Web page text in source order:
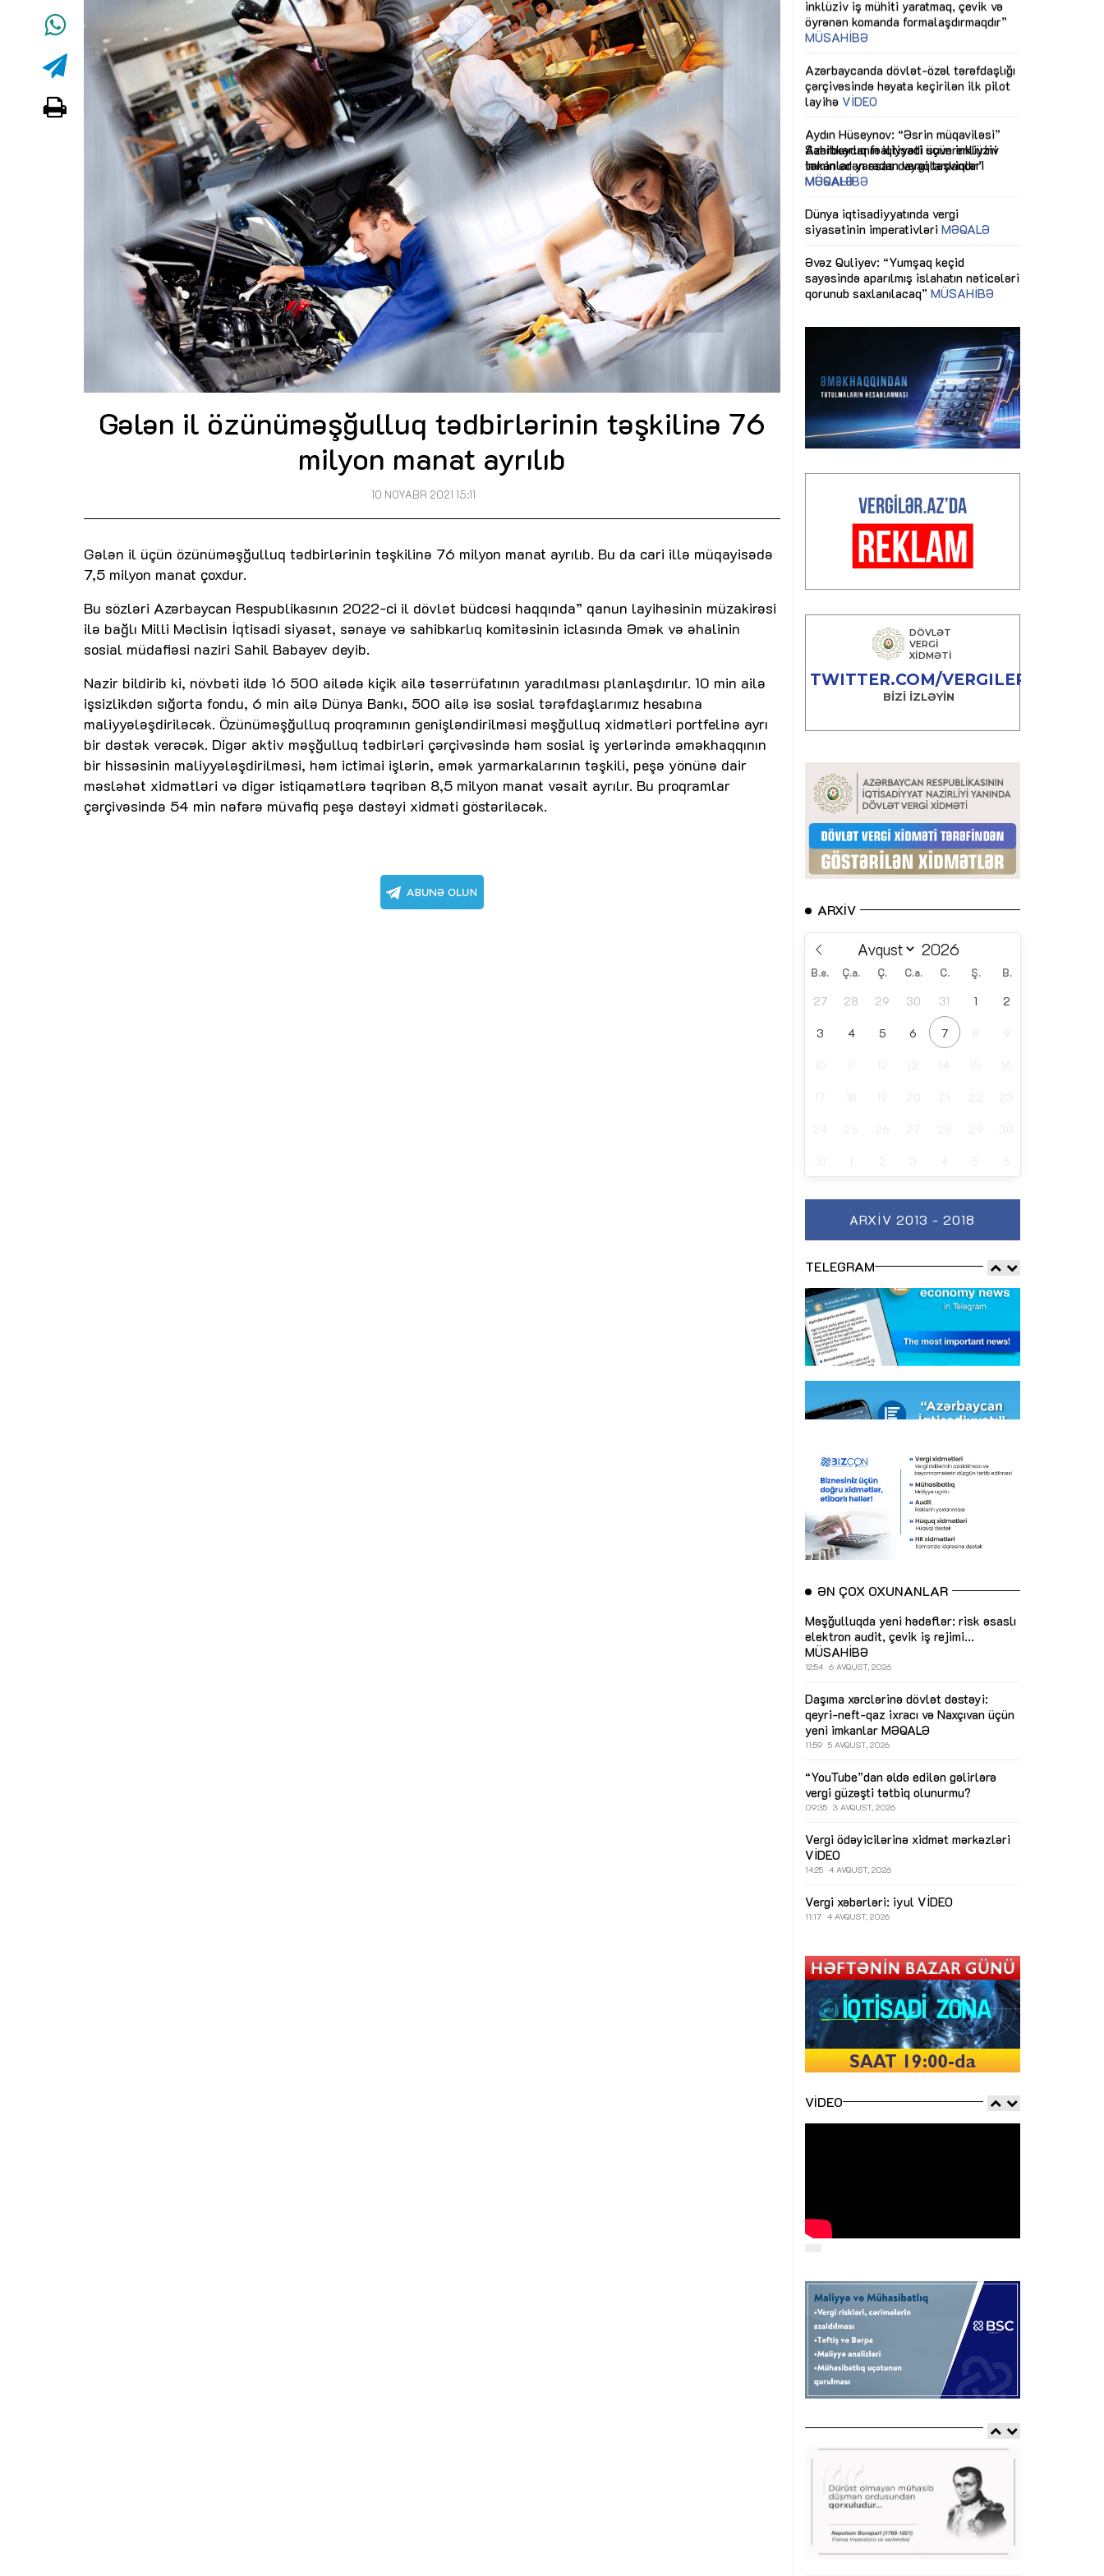
Gələn il özünüməşğulluq tədbirlərinin təşkilinə 76
milyon manat ayrılıb
10 NOYABR 2021 15:11
Gələn il üçün özünüməşğulluq tədbirlərinin təşkilinə 76 milyon manat ayrılıb. Bu da cari illə müqayisədə
7,5 milyon manat çoxdur.
Bu sözləri Azərbaycan Respublikasının 2022-ci il dövlət büdcəsi haqqında” qanun layihəsinin müzakirəsi
ilə bağlı Milli Məclisin İqtisadi siyasət, sənaye və sahibkarlıq komitəsinin iclasında Əmək və əhalinin
sosial müdafiəsi naziri Sahil Babayev deyib.
Nazir bildirib ki, növbəti ildə 16 500 ailədə kiçik ailə təsərrüfatının yaradılması planlaşdırılır. 10 min ailə
işsizlikdən sığorta fondu, 6 min ailə Dünya Bankı, 500 ailə isə sosial tərəfdaşlarımız hesabına
maliyyələşdiriləcək. Özünüməşğulluq proqramının genişləndirilməsi məşğulluq xidmətləri portfelinə ayrı
bir dəstək verəcək. Digər aktiv məşğulluq tədbirləri çərçivəsində həm sosial iş yerlərində əməkhaqqının
bir hissəsinin maliyyələşdirilməsi, həm ictimai işlərin, əmək yarmarkalarının təşkili, peşə yönünə dair
məsləhət xidmətləri və digər istiqamətlərə təqribən 8,5 milyon manat vəsait ayrılır. Bu proqramlar
çərçivəsində 54 min nəfərə müvafiq peşə dəstəyi xidməti göstəriləcək.
Dünya iqtisadiyyatında vergi
siyasətinin imperativləriMƏQALƏ
Əvəz Quliyev: “Yumşaq keçid
sayəsində aparılmış islahatın nəticələri
qorunub saxlanılacaq”MÜSAHİBƏ
Maliyyə planlaması prizmasında
büdcəyə baxışMƏQALƏ
Gülminə Məlikzadə: “Azərbaycan
Bacarıqlar Akseleratoru” ixtisaslaşmış
kadrların hazırlanmasını hədəfləyir”
Nicat İmanov: "Vergi qanunvericiliyinə
dəyişikliklər sahibkarlıq mühitinin
yaxşılaşdırılmasına xidmət edir"
MÜSAHİBƏ
Aytən Kərimova: “Məqsədimiz daha
inklüziv iş mühiti yaratmaq, çevik və
öyrənən komanda formalaşdırmaqdır”
MÜSAHİBƏ
Azərbaycanda dövlət-özəl tərəfdaşlığı
çərçivəsində həyata keçirilən ilk pilot
layihəVİDEO
Aydın Hüseynov: “Əsrin müqaviləsi”
Azərbaycanın iqtisadi suverenliyini
təmin edən əsas dayaqlardandır”
MÜSAHİBƏ
Dünya iqtisadiyyatında vergi
siyasətinin imperativləriMƏQALƏ
Əvəz Quliyev: “Yumşaq keçid
sayəsində aparılmış islahatın nəticələri
qorunub saxlanılacaq” MÜSAHİBƏ
Maliyyə planlaması prizmasında
büdcəyə baxışMƏQALƏ
Gülminə Məlikzadə: “Azərbaycan
kadrların hazırlanmasını hədəfləyir”
ARXIV
B.e. Ç.a. Ç. C.a. C. Ş. B.
27 28 29 30 31 1 2
3 4 5 6 7
ARXIV 2013 - 2018
TELEGRAM
ƏN ÇOX OXUNANLAR
Məşğulluqda yeni hədəflər: risk əsaslı
elektron audit, çevik iş rejimi...
MÜSAHİBƏ
12:54 6 AVQUST, 2026
Daşıma xərclərinə dövlət dəstəyi:
qeyri-neft-qaz ixracı və Naxçıvan üçün
yeni imkanlar MƏQALƏ
11:59 5 AVQUST, 2026
“YouTube”dan əldə edilən gəlirlərə
vergi güzəşti tətbiq olunurmu?
09:35 3 AVQUST, 2026
Vergi ödəyicilərinə xidmət mərkəzləri
VİDEO
14:25 4 AVQUST, 2026
Vergi xəbərləri: iyul VİDEO
11:17 4 AVQUST, 2026
VIDEO